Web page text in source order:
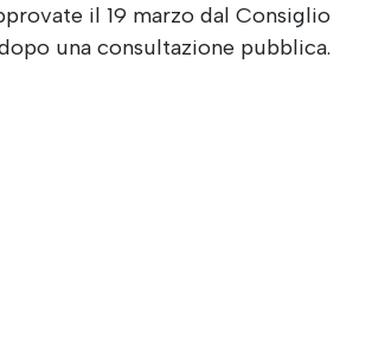
il 19 marzo dal Consiglio
una consultazione pubblica.